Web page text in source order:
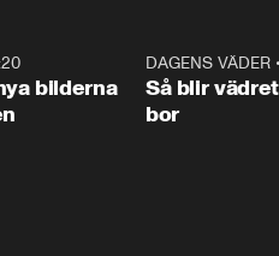
bilderna
DAGENS VÄDER•
Så blir
bor